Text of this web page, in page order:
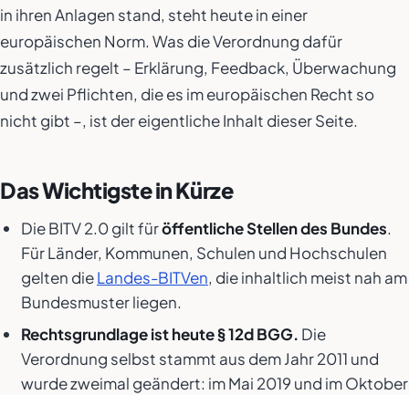
in ihren Anlagen stand, steht heute in einer
europäischen Norm. Was die Verordnung dafür
zusätzlich regelt – Erklärung, Feedback, Überwachung
und zwei Pflichten, die es im europäischen Recht so
nicht gibt –, ist der eigentliche Inhalt dieser Seite.
Das Wichtigste in Kürze
Die BITV 2.0 gilt füröffentliche Stellen des Bundes.
Für Länder, Kommunen, Schulen und Hochschulen
gelten dieLandes-BITVen, die inhaltlich meist nah am
Bundesmuster liegen.
Rechtsgrundlage ist heute § 12d BGG. Die
Verordnung selbst stammt aus dem Jahr 2011 und
wurde zweimal geändert: im Mai 2019 und im Oktober